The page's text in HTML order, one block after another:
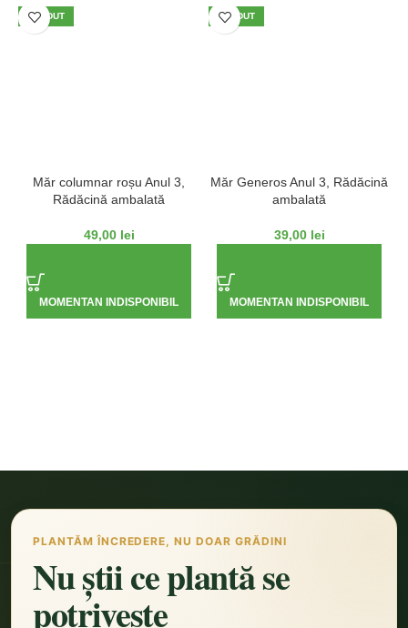
VÂNDUT
Măr columnar roșu Anul 3,
Rădăcină ambalată
49,00 lei
MOMENTAN INDISPONIBIL
VÂNDUT
Măr Generos Anul 3, Rădăcină
ambalată
39,00 lei
MOMENTAN INDISPONIBIL
PLANTĂM ÎNCREDERE, NU DOAR GRĂDINI
Nu știi ce plantă se
potrivește